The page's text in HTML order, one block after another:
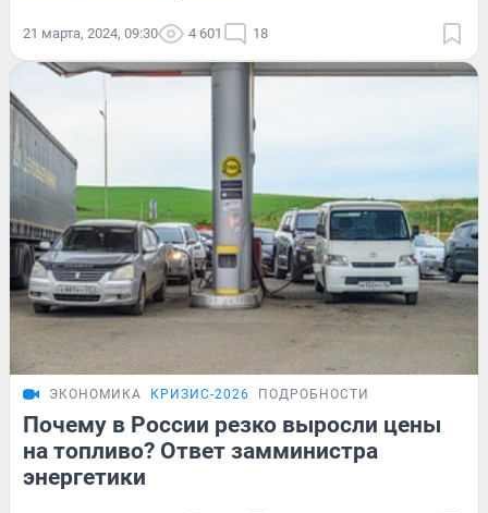
21 марта, 2024, 09:30 4 601 18
ЭКОНОМИКА КРИЗИС-2026 ПОДРОБНОСТИ
Почему в России резко выросли цены
на топливо? Ответ замминистра
энергетики